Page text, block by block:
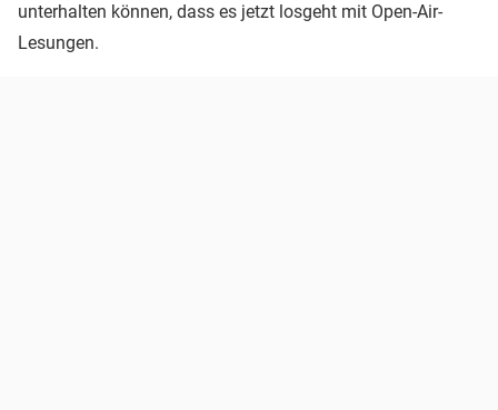
unterhalten können, dass es jetzt losgeht mit Open-Air-
Lesungen.